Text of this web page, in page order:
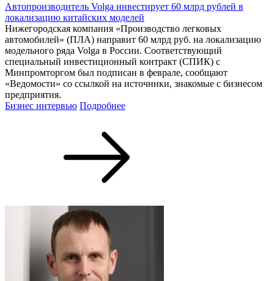
Автопроизводитель Volga инвестирует 60 млрд рублей в
локализацию китайских моделей
Нижегородская компания «Производство легковых
автомобилей» (ПЛА) направит 60 млрд руб. на локализацию
модельного ряда Volga в России. Соответствующий
специальный инвестиционный контракт (СПИК) с
Минпромторгом был подписан в феврале, сообщают
«Ведомости» со ссылкой на источники, знакомые с бизнесом
предприятия.
Бизнес интервью Подробнее